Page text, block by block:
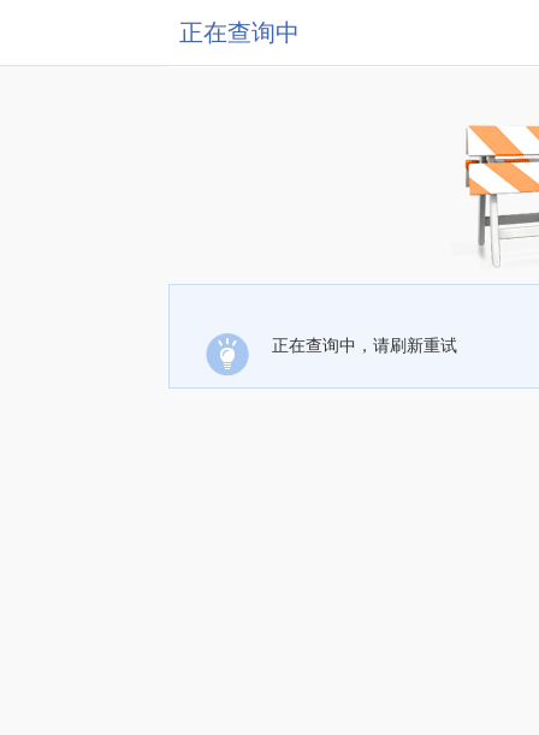
正在查询中
正在查询中，请刷新重试